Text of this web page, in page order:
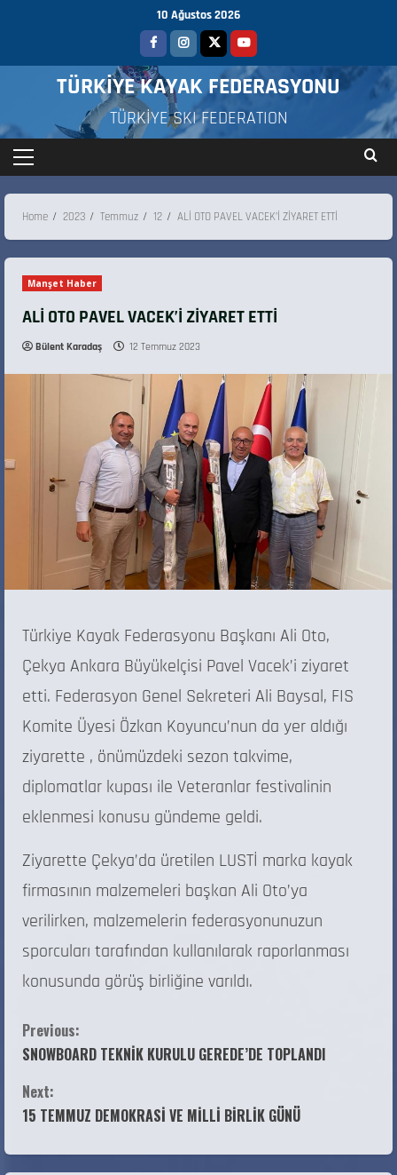
10 Ağustos 2026
TÜRKİYE KAYAK FEDERASYONU
TÜRKİYE SKI FEDERATION
Home 2023 Temmuz 12 ALİ OTO PAVEL VACEK’İ ZİYARET ETTİ
Manşet Haber
ALİ OTO PAVEL VACEK’İ ZİYARET ETTİ
Bülent Karadaş 12 Temmuz 2023
Türkiye Kayak Federasyonu Başkanı Ali Oto,
Çekya Ankara Büyükelçisi Pavel Vacek’i ziyaret
etti. Federasyon Genel Sekreteri Ali Baysal, FIS
Komite Üyesi Özkan Koyuncu’nun da yer aldığı
ziyarette , önümüzdeki sezon takvime,
diplomatlar kupası ile Veteranlar festivalinin
eklenmesi konusu gündeme geldi.
Ziyarette Çekya’da üretilen LUSTİ marka kayak
firmasının malzemeleri başkan Ali Oto’ya
verilirken, malzemelerin federasyonunuzun
sporcuları tarafından kullanılarak raporlanması
konusunda görüş birliğine varıldı.
Previous:
SNOWBOARD TEKNİK KURULU GEREDE’DE TOPLANDI
Next:
15 TEMMUZ DEMOKRASİ VE MİLLİ BİRLİK GÜNÜ